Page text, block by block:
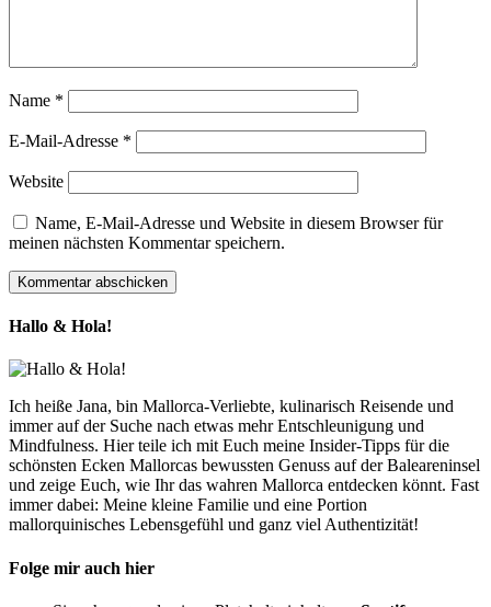
Name *
E-Mail-Adresse *
Website
Name, E-Mail-Adresse und Website in diesem Browser für
meinen nächsten Kommentar speichern.
Hallo & Hola!
Ich heiße Jana, bin Mallorca-Verliebte, kulinarisch Reisende und
immer auf der Suche nach etwas mehr Entschleunigung und
Mindfulness. Hier teile ich mit Euch meine Insider-Tipps für die
schönsten Ecken Mallorcas bewussten Genuss auf der Baleareninsel
und zeige Euch, wie Ihr das wahren Mallorca entdecken könnt. Fast
immer dabei: Meine kleine Familie und eine Portion
mallorquinisches Lebensgefühl und ganz viel Authentizität!
Folge mir auch hier